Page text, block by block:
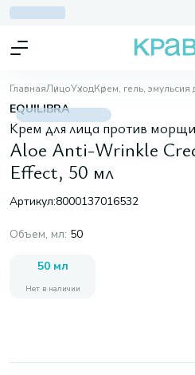
ГлавнаяЛицоУходКрем, гель, эмульсия
EQUILIBRA
Крем для лица против
Aloe Anti-Wrinkle
Effect, 50 мл
Артикул:8000137016532
Объем, мл: 50
50 мл
Нет в наличии